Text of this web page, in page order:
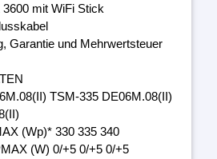
mit WiFi Stick
Garantie und Mehrwertsteuer
TSM-335 DE06M.08(II)
(Wp)* 330 335 340
(W) 0/+5 0/+5 0/+5